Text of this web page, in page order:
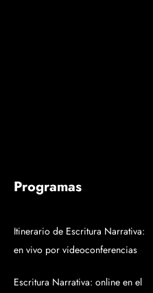
Programas
Itinerario de Escritura Narrativa:
en vivo por videoconferencias
Escritura Narrativa: online en el